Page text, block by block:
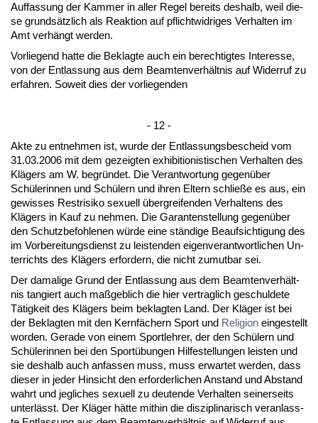
Auf­fas­sung der Kam­mer in al­ler Re­gel be­reits des­halb, weil die­
se grundsätz­lich als Re­ak­ti­on auf pflicht­wid­ri­ges Ver­hal­ten im
Amt verhängt wer­den.
Vor­lie­gend hat­te die Be­klag­te auch ein be­rech­tig­tes In­ter­es­se,
von der Ent­las­sung aus dem Be­am­ten­verhält­nis auf Wi­der­ruf zu
er­fah­ren. So­weit dies der vor­lie­gen­den
- 12 -
Ak­te zu ent­neh­men ist, wur­de der Ent­las­sungs­be­scheid vom
31.03.2006 mit dem ge­zeig­ten ex­hi­bi­tio­nis­ti­schen Ver­hal­ten des
Klägers am W. be­gründet. Die Ver­ant­wor­tung ge­genüber
Schüle­rin­nen und Schülern und ih­ren El­tern schließe es aus, ein
ge­wis­ses Rest­ri­si­ko se­xu­ell überg­rei­fen­den Ver­hal­tens des
Klägers in Kauf zu neh­men. Die Ga­ran­ten­stel­lung ge­genüber
den Schutz­be­foh­le­nen würde ei­ne ständi­ge Be­auf­sich­ti­gung des
im Vor­be­rei­tungs­dienst zu leis­ten­den ei­gen­ver­ant­wort­li­chen Un­
ter­richts des Klägers er­for­dern, die nicht zu­mut­bar sei.
Der da­ma­li­ge Grund der Ent­las­sung aus dem Be­am­ten­verhält­
nis tan­giert auch maßgeb­lich die hier ver­trag­lich ge­schul­de­te
Tätig­keit des Klägers beim be­klag­ten Land. Der Kläger ist bei
der Be­klag­ten mit den Kernfächern Sport und Re­li­gi­on ein­ge­stellt
wor­den. Ge­ra­de von ei­nem Sport­leh­rer, der den Schülern und
Schüle­rin­nen bei den Sportübun­gen Hil­fe­stel­lun­gen leis­ten und
sie des­halb auch an­fas­sen muss, muss er­war­tet wer­den, dass
die­ser in je­der Hin­sicht den er­for­der­li­chen An­stand und Ab­stand
wahrt und jeg­li­ches se­xu­ell zu deu­ten­de Ver­hal­ten sei­ner­seits
un­terlässt. Der Kläger hätte mit­hin die dis­zi­pli­na­risch ver­an­lass­